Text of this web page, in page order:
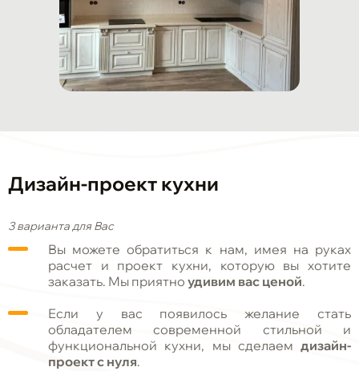
Дизайн-проект кухни
3 варианта для Вас
Вы можете обратиться к нам, имея на руках
расчет и проект кухни, которую вы хотите
заказать. Мы приятно удивим вас ценой.
Если у вас появилось желание стать
обладателем современной стильной и
функциональной кухни, мы сделаем дизайн-
проект с нуля.